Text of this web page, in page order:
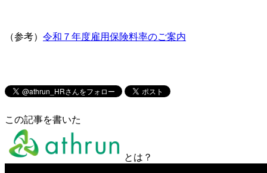
（参考） 令和７年度雇用保険料率のご案内
この記事を書いた
とは？